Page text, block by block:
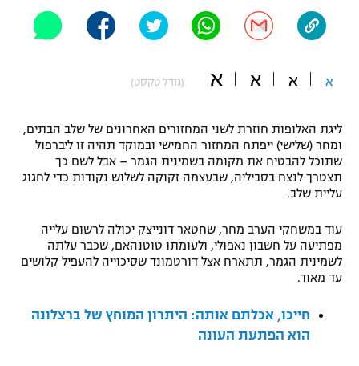
"מחצית בשכונה" – פודקאסט
משתתפים וזוכים בפרסים
תקנון משתתפים וזוכים בפרסים
תקנון עבור פעילות אלקטרה
תקנון עבור פעילות ספורט 1 – "מרלן"
טניס
גיימינג E-Sports
תנאי שימוש
תקנון פעילות ספורט 1
אופניים
ספורט מוטורי
פוטבול אמריקאי NFL
בייסבול MLB
ספורט אתגרי ואקסטרים
אומנויות לחימה
א א א א (גודל טקסט)
ליגת האלופות חוזרת לשני המחזורים האחרונים של שלב הבתים,
ומחר (שלישי) ייפתח המחזור החמישי ובמוקד תהיה זו ליברפול
שתוכל להבטיח את מקומה בשמינית הגמר – אבל לשם כך
תצטרך לנצח בסביליה, שבעצמה זקוקה לשלוש נקודות כדי לחגוג
עליית שלב.
עוד במשחקי הערב מחר, שחטאר דונייצק יכולה לרשום עלייה
מפתיעה על חשבון נאפולי, ולעומתו טוטנהאם, שכבר עלתה
לשמינית הגמר, תתארח אצל דורטמונד שסיכוייה להעפיל קלושים
עד מאוד.
חייכו, אכלתם אותה: היתרון המוחץ של ברצלונה
הוא הפתעת העונה